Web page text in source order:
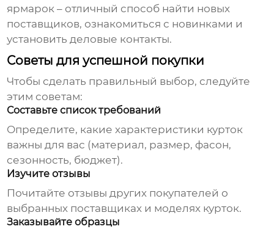
ярмарок – отличный способ найти новых
поставщиков, ознакомиться с новинками и
установить деловые контакты.
Советы для успешной покупки
Чтобы сделать правильный выбор, следуйте
этим советам:
Составьте список требований
Определите, какие характеристики курток
важны для вас (материал, размер, фасон,
сезонность, бюджет).
Изучите отзывы
Почитайте отзывы других покупателей о
выбранных поставщиках и моделях курток.
Заказывайте образцы